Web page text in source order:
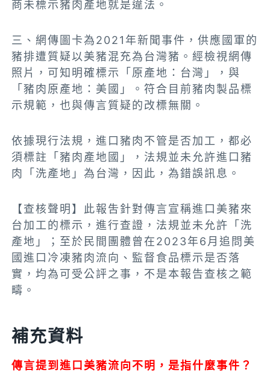
商未標示豬肉產地就是違法。
三、網傳圖卡為2021年新聞事件，供應國軍的
豬排遭質疑以美豬混充為台灣豬。經檢視網傳
照片，可知明確標示「原產地：台灣」，與
「豬肉原產地：美國」。符合目前豬肉製品標
示規範，也與傳言質疑的改標無關。
依據現行法規，進口豬肉不管是否加工，都必
須標註「豬肉產地國」，法規並未允許進口豬
肉「洗產地」為台灣，因此，為錯誤訊息。
【查核聲明】此報吿針對傳言宣稱進口美豬來
台加工的標示，進行查證，法規並未允許「洗
產地」；至於民間團體曾在2023年6月追問美
國進口冷凍豬肉流向、監督食品標示是否落
實，均為可受公評之事，不是本報告查核之範
疇。
補充資料
傳言提到進口美豬流向不明，是指什麼事件？